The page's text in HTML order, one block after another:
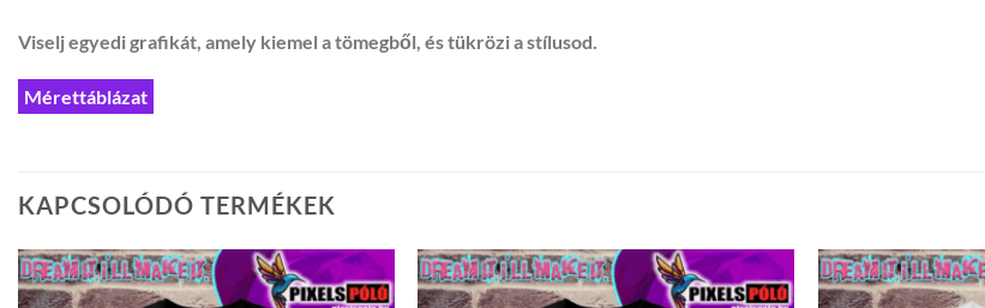
Viselj egyedi grafikát, amely kiemel a tömegből, és tükrözi a stílusod.
Mérettáblázat
KAPCSOLÓDÓ TERMÉKEK